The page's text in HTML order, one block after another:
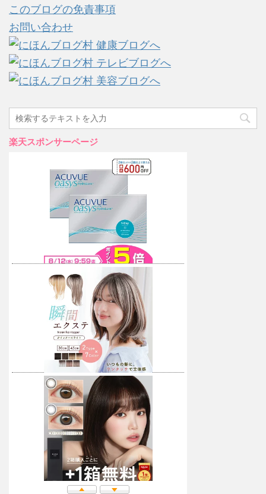
このブログの免責事項
お問い合わせ
楽天スポンサーページ